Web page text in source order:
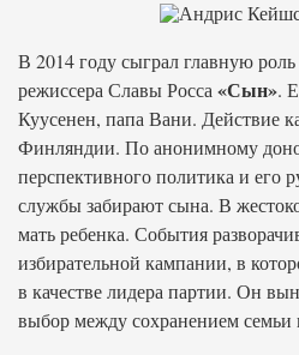
В 2014 году сыграл главную
режиссера Славы Росса «Сын».
Куусенен, папа Вани. Действие
Финляндии. По анонимному
перспективного политика и его
службы забирают сына. В
мать ребенка. События
избирательной кампании, в
в качестве лидера партии. Он
выбор между сохранением семьи